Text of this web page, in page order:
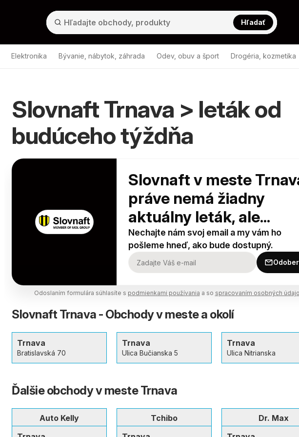
Hľadať
Elektronika Bývanie, nábytok, záhrada Odev, obuv a šport Drogéria, kozmetika
Slovnaft Trnava > leták od
budúceho týždňa
Slovnaft v meste
práve nemá žiadny
aktuálny leták, ale...
Nechajte nám svoj email a my vám ho
pošleme hneď, ako bude dostupný.
Odoslaním formulára súhlasíte s podmienkami používania a so spracovaním osobných
Slovnaft Trnava - Obchody v meste a okolí
Trnava
Bratislavská 70
Trnava
Ulica Bučianska 5
Trnava
Ulica Nitrianska
Ďalšie obchody v meste Trnava
Auto Kelly
Tchibo
Dr. Max